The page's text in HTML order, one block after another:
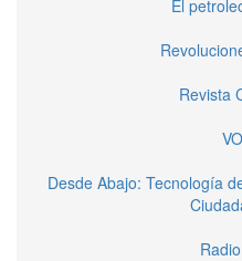
El
Revista
Desde Abajo: Tecnología